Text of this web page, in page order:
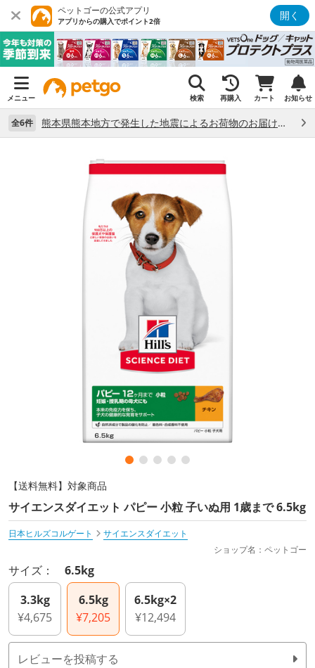
ペットゴーの公式アプリ
アプリからの購入でポイント2倍 開く
メニュー 検索 再購入 カート お知らせ
全6件 熊本県熊本地方で発生した地震によるお荷物のお届け状況について （7/28）
【送料無料】対象商品
サイエンスダイエット パピー 小粒 子いぬ用 1歳まで 6.5kg
日本ヒルズコルゲート
サイエンスダイエット
ショップ名：ペットゴー
サイズ： 6.5kg
3.3kg
¥4,675
6.5kg
¥7,205
6.5kg×2
¥12,494
レビューを投稿する